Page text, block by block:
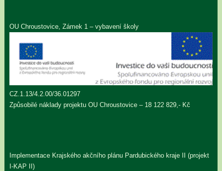
OU Chroustovice, Zámek 1 – vybavení školy
CZ.1.13/4.2.00/36.01297
Způsobilé náklady projektu OU Chroustovice – 18 122 829,- Kč
Implementace Krajského akčního plánu Pardubického kraje II (projekt
I-KAP II)